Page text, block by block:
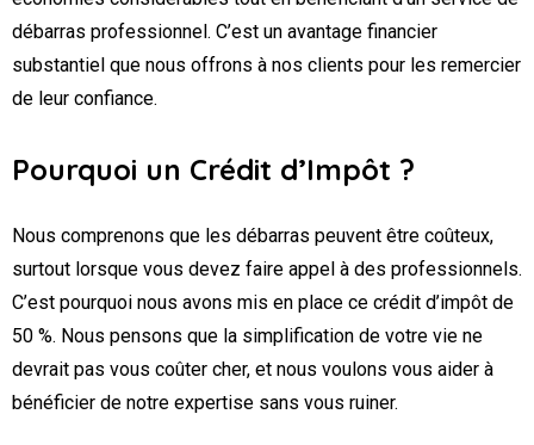
débarras professionnel. C’est un avantage financier
substantiel que nous offrons à nos clients pour les remercier
de leur confiance.
Pourquoi un Crédit d’Impôt ?
Nous comprenons que les débarras peuvent être coûteux,
surtout lorsque vous devez faire appel à des professionnels.
C’est pourquoi nous avons mis en place ce crédit d’impôt de
50 %. Nous pensons que la simplification de votre vie ne
devrait pas vous coûter cher, et nous voulons vous aider à
bénéficier de notre expertise sans vous ruiner.